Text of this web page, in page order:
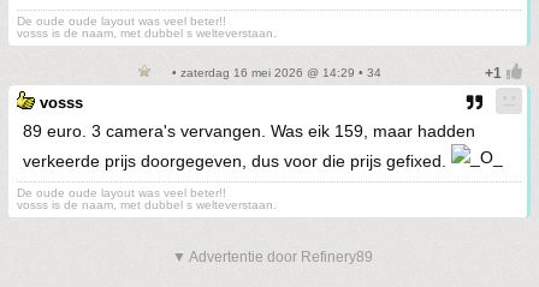
De oude oude layout was veel beter!!
vosss is de naam, met dubbel s welteverstaan.
• zaterdag 16 mei 2026 @ 14:29 • 34
vosss
89 euro. 3 camera's vervangen. Was eik 159, maar hadden
verkeerde prijs doorgegeven, dus voor die prijs gefixed.
De oude oude layout was veel beter!!
vosss is de naam, met dubbel s welteverstaan.
▼ Advertentie door Refinery89